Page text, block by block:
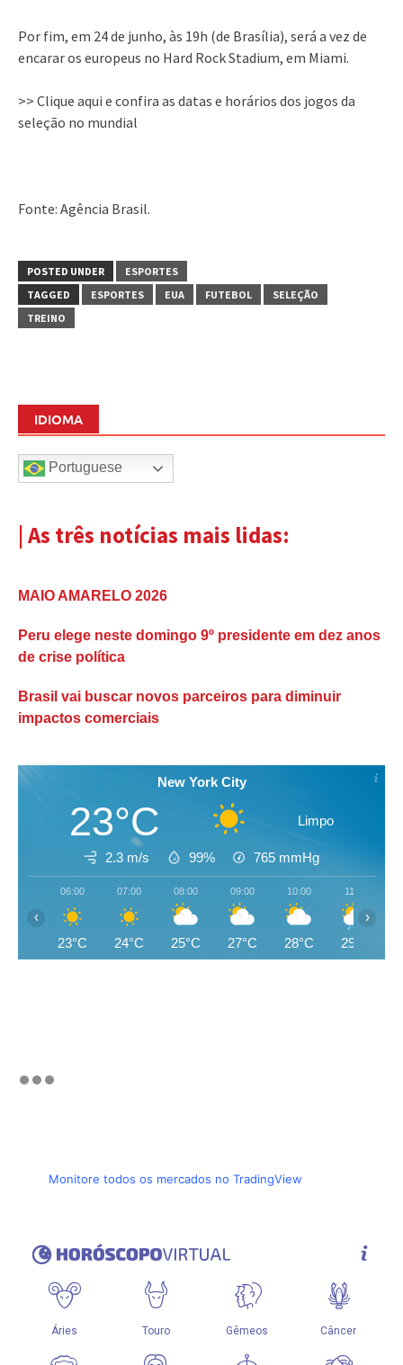
Por fim, em 24 de junho, às 19h (de Brasília), será a vez de
encarar os europeus no Hard Rock Stadium, em Miami.
>> Clique aqui e confira as datas e horários dos jogos da
seleção no mundial
Fonte: Agência Brasil.
POSTED UNDER
ESPORTES
TAGGED
ESPORTES EUA FUTEBOL
SELEÇÃO
TREINO
IDIOMA
Portuguese
| As três notícias mais lidas:
MAIO AMARELO 2026
Peru elege neste domingo 9º presidente em dez anos
de crise política
Brasil vai buscar novos parceiros para diminuir
impactos comerciais
New York City
23°C Limpo
2.3 m/s 99% 765 mmHg
06:00
23°C
07:00
24°C
08:00
25°C
09:00
27°C
10:00
28°C
11:00
29°C
‹ ›
Monitore todos os mercados no TradingView